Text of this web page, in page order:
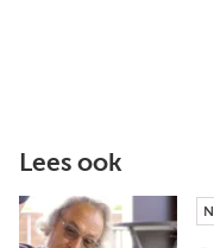
Lees ook